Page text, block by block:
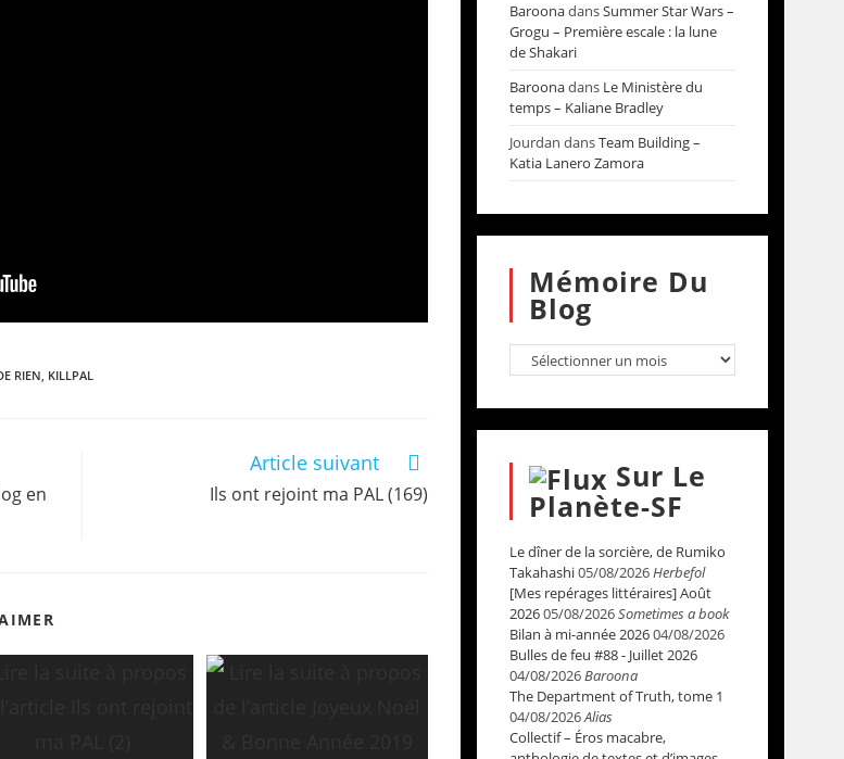
RIEN, KILLPAL
en
Article suivant
Ils ont rejoint ma PAL (169)
BaroonadansSummer Star Wars –
Grogu – Première escale : la lune
de Shakari
Baroonadans Le Ministère du
temps – Kaliane Bradley
Jourdan dansTeam Building –
Katia Lanero Zamora
Mémoire Du
Blog
Sur Le
Planète-SF
Le dîner de la sorcière, de Rumiko
Takahashi05/08/2026Herbefol
[Mes repérages littéraires] Août
202605/08/2026Sometimes a book
Bilan à mi-année 202604/08/2026
Bulles de feu #88 - Juillet 2026
04/08/2026Baroona
The Department of Truth, tome 1
04/08/2026Alias
Collectif – Éros macabre,